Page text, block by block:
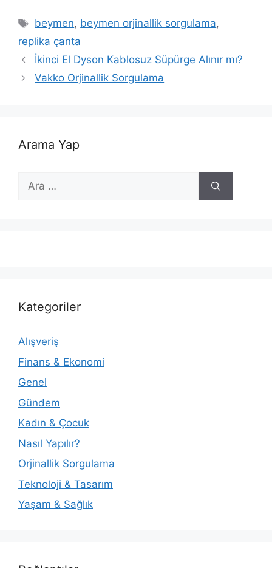
Etiketler
beymen, beymen orjinallik sorgulama,
replika çanta
İkinci El Dyson Kablosuz Süpürge Alınır mı?
Vakko Orjinallik Sorgulama
Arama Yap
için
Kategoriler
Alışveriş
Finans & Ekonomi
Genel
Gündem
Kadın & Çocuk
Nasıl Yapılır?
Orjinallik Sorgulama
Teknoloji & Tasarım
Yaşam & Sağlık